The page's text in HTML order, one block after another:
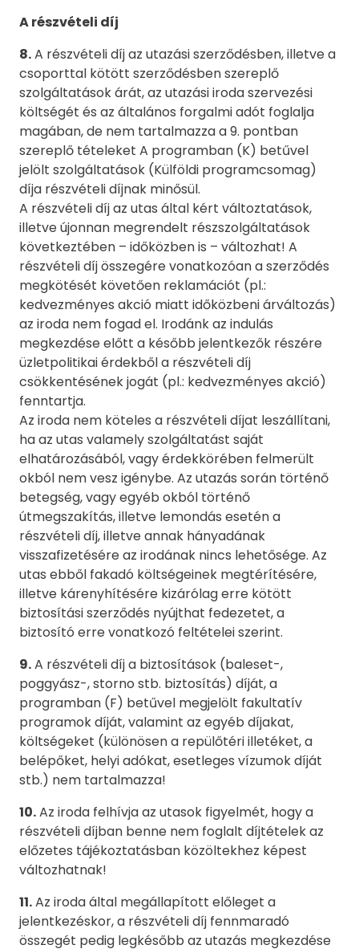
A részvételi díj
8.A részvételi díj az utazási szerződésben, illetve a
csoporttal kötött szerződésben szereplő
szolgáltatások árát, az utazási iroda szervezési
költségét és az általános forgalmi adót foglalja
magában, de nem tartalmazza a 9. pontban
szereplő tételeket A programban (K) betűvel
jelölt szolgáltatások (Külföldi programcsomag)
díja részvételi díjnak minősül.
A részvételi díj az utas által kért változtatások,
illetve újonnan megrendelt részszolgáltatások
következtében – időközben is – változhat! A
részvételi díj összegére vonatkozóan a szerződés
megkötését követően reklamációt (pl.:
kedvezményes akció miatt időközbeni árváltozás)
az iroda nem fogad el. Irodánk az indulás
megkezdése előtt a később jelentkezők részére
üzletpolitikai érdekből a részvételi díj
csökkentésének jogát (pl.: kedvezményes akció)
fenntartja.
Az iroda nem köteles a részvételi díjat leszállítani,
ha az utas valamely szolgáltatást saját
elhatározásából, vagy érdekkörében felmerült
okból nem vesz igénybe. Az utazás során történő
betegség, vagy egyéb okból történő
útmegszakítás, illetve lemondás esetén a
részvételi díj, illetve annak hányadának
visszafizetésére az irodának nincs lehetősége. Az
utas ebből fakadó költségeinek megtérítésére,
illetve kárenyhítésére kizárólag erre kötött
biztosítási szerződés nyújthat fedezetet, a
biztosító erre vonatkozó feltételei szerint.
9.A részvételi díj a biztosítások (baleset-,
poggyász-, storno stb. biztosítás) díját, a
programban (F) betűvel megjelölt fakultatív
programok díját, valamint az egyéb díjakat,
költségeket (különösen a repülőtéri illetéket, a
belépőket, helyi adókat, esetleges vízumok díját
stb.) nem tartalmazza!
10.Az iroda felhívja az utasok figyelmét, hogy a
részvételi díjban benne nem foglalt díjtételek az
előzetes tájékoztatásban közöltekhez képest
változhatnak!
11.Az iroda által megállapított előleget a
jelentkezéskor, a részvételi díj fennmaradó
összegét pedig legkésőbb az utazás megkezdése